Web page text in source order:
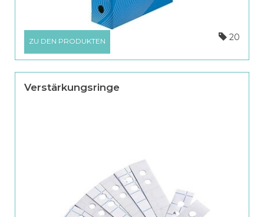
ZU DEN PRODUKTEN 20
Verstärkungsringe